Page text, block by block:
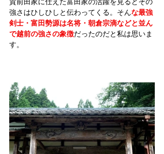
賀前田家に仕えた富田家の活躍を見るとその
強さはひしひしと伝わってくる。そんな最強
剣士・富田勢源は名将・朝倉宗滴などと並ん
で越前の強さの象徴だったのだと私は思いま
す。